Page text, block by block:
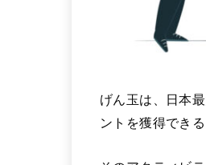
げん玉は、日本
ントを獲得でき